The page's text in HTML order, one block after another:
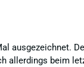
ausgezeichnet.
allerdings beim